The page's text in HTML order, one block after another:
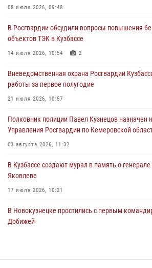
Росгвардейцы задержали участника драки,
05 августа 2026, 08:50
Росгвардейцы пресекли нарушение
Росгвардейцы в Юрге пресекли попытку
08 июля 2026, 09:48
В Росгвардии обсудили вопросы повышения
объектов ТЭК в Кузбассе
14 июля 2026, 10:54 2
Вневедомственная охрана Росгвардии
работы за первое полугодие
21 июля 2026, 10:57
Полковник полиции Павел Кузнецов назначен
Управления Росгвардии по Кемеровской
03 августа 2026, 11:32
В Кузбассе создают мурал в память о
Яковлеве
17 июля 2026, 10:21
В Новокузнецке простились с первым
Добижей